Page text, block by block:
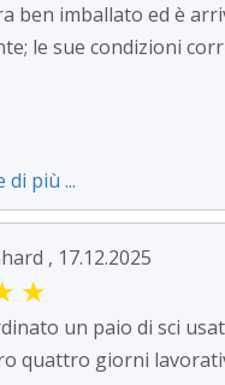
ben imballato ed è
le sue condizioni
di più ...
, 17.12.2025
★
un paio di sci
quattro giorni